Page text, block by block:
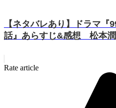
【ネタバレあり】ドラマ『
話』あらすじ&感想 松本
Rate article